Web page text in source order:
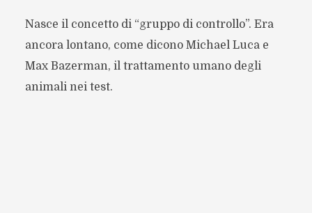
Nasce il concetto di “gruppo di controllo”. Era
ancora lontano, come dicono Michael Luca e
Max Bazerman, il trattamento umano degli
animali nei test.